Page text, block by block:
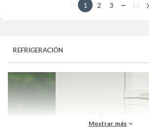
1 2 3 11
REFRIGERACIÓN
Mostrar más